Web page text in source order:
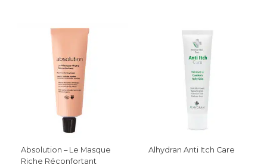
Absolution – Le Masque
Riche Réconfortant
Alhydran Anti Itch Care